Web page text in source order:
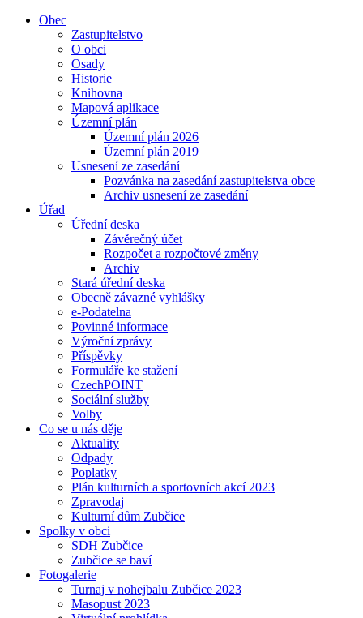
Obec
Zastupitelstvo
O obci
Osady
Historie
Knihovna
Mapová aplikace
Územní plán
Územní plán 2026
Územní plán 2019
Usnesení ze zasedání
Pozvánka na zasedání zastupitelstva obce
Archiv usnesení ze zasedání
Úřad
Úřední deska
Závěrečný účet
Rozpočet a rozpočtové změny
Archiv
Stará úřední deska
Obecně závazné vyhlášky
e-Podatelna
Povinné informace
Výroční zprávy
Příspěvky
Formuláře ke stažení
CzechPOINT
Sociální služby
Volby
Co se u nás děje
Aktuality
Odpady
Poplatky
Plán kulturních a sportovních akcí 2023
Zpravodaj
Kulturní dům Zubčice
Spolky v obci
SDH Zubčice
Zubčice se baví
Fotogalerie
Turnaj v nohejbalu Zubčice 2023
Masopust 2023